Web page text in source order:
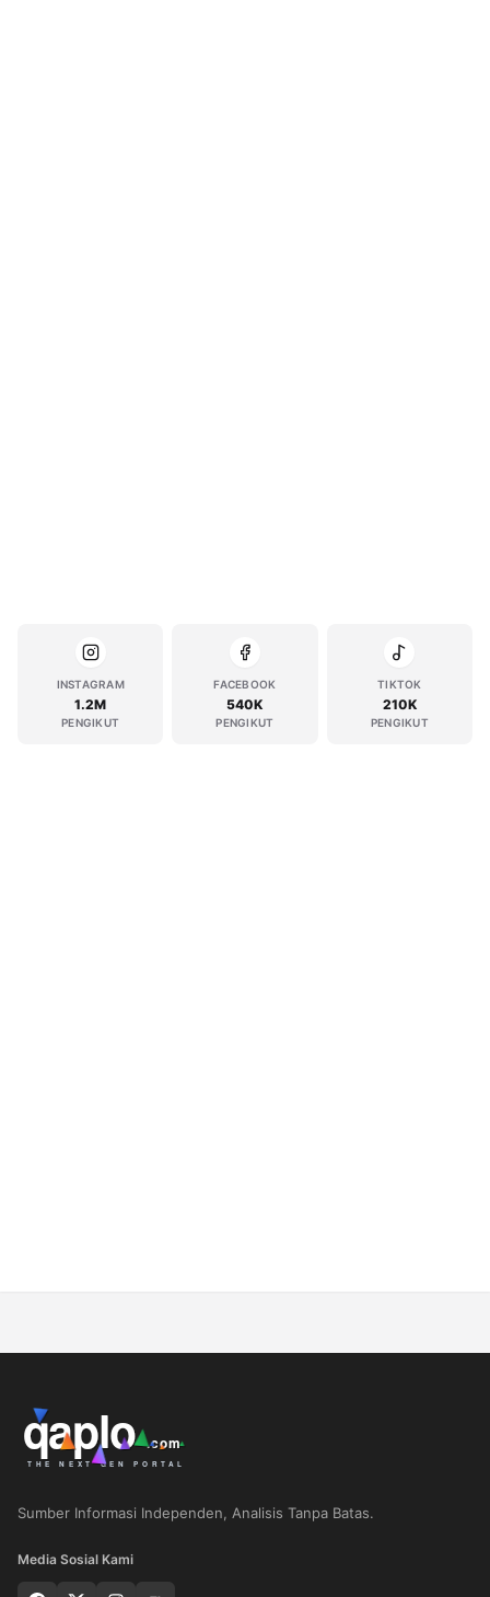
INSTAGRAM
1.2M
PENGIKUT
FACEBOOK
540K
PENGIKUT
TIKTOK
210K
PENGIKUT
Sumber Informasi Independen, Analisis Tanpa Batas.
Media Sosial Kami